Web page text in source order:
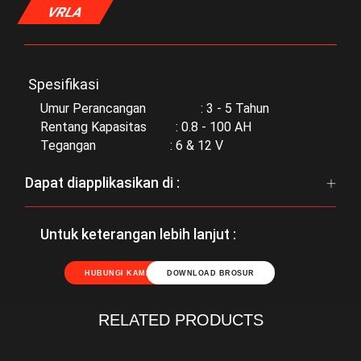
VRLA
Spesifikasi
Umur Perancangan : 3 - 5 Tahun
Rentang Kapasitas : 0.8 - 100 AH
Tegangan : 6 & 12 V
Dapat diapplikasikan di :
Untuk keterangan lebih lanjut :
HUBUNGI KAMI DOWNLOAD BROSUR
RELATED PRODUCTS